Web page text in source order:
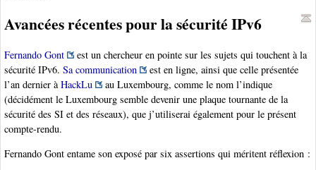
Avancées récentes pour la sécurité IPv6
Fernando Gont
est un chercheur en pointe sur les sujets qui touchent à la
sécurité IPv6. Sa communication
est en ligne, ainsi que celle présentée
l’an dernier à HackLu
au Luxembourg, comme le nom l’indique
(décidément le Luxembourg semble devenir une plaque tournante de la
sécurité des SI et des réseaux), que j’utiliserai également pour le présent
compte-rendu.
Fernando Gont entame son exposé par six assertions qui méritent réflexion :